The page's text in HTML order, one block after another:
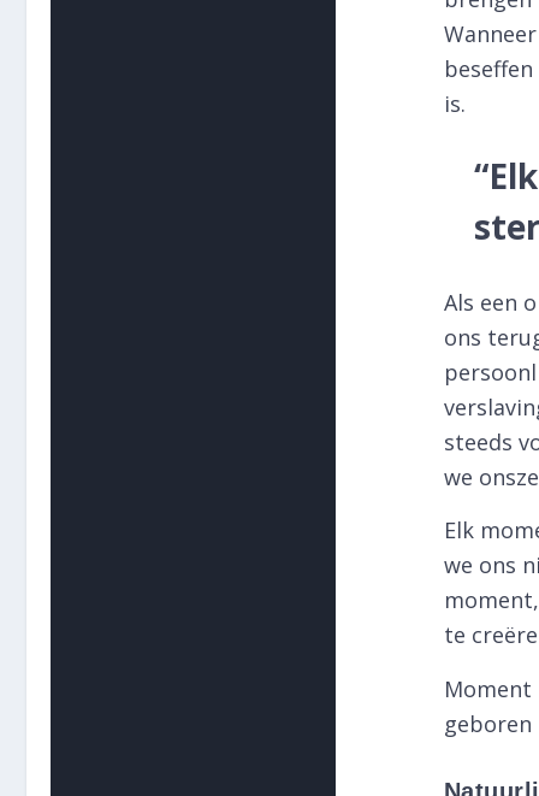
is.
Als een
ons
steeds
we
Elk
we ons
te
Moment